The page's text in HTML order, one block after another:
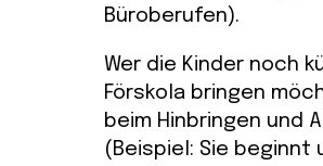
Büroberufen).
Wer die Kinder noch
Förskola bringen
beim Hinbringen und
(Beispiel: Sie beginnt